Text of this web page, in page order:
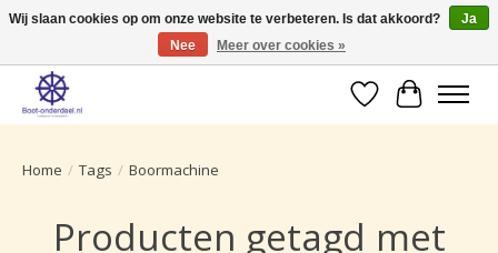
Ruime selectie producten voor uw boot onderhoud.
Verlanglijst
Home / Tags / Boormachine
Producten getagd met
Wij slaan cookies op om onze website te verbeteren. Is dat akkoord?
Ja
Nee
Meer over cookies »